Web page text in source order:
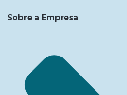
Sobre a Empresa